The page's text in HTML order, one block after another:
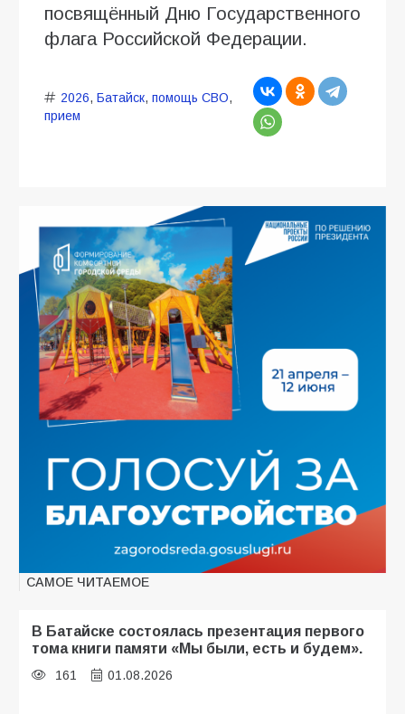
посвящённый Дню Государственного
флага Российской Федерации.
2026, Батайск, помощь СВО,
прием
САМОЕ ЧИТАЕМОЕ
В Батайске состоялась презентация первого
тома книги памяти «Мы были, есть и будем».
161 01.08.2026